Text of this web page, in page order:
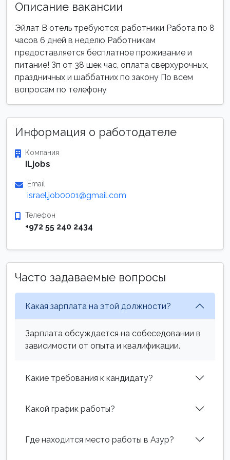
Описание вакансии
Эйлат В отель требуются: работники Работа по 8
часов 6 дней в неделю Работникам
предоставляется бесплатное проживание и
питание! Зп от 38 шек час, оплата сверхурочных,
праздничных и шаббатних по закону По всем
вопросам по телефону
Информация о работодателе
Компания
ILjobs
Email
israel.job0001@gmail.com
Телефон
+972 55 240 2434
Часто задаваемые вопросы
Какая зарплата на этой должности?
Зарплата обсуждается на собеседовании в
зависимости от опыта и квалификации.
Какие требования к кандидату?
Какой график работы?
Где находится место работы в Азур?